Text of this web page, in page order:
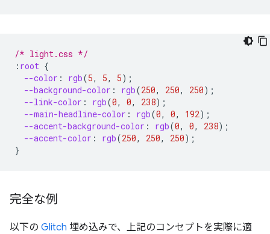
/* light.css */
: root {
--color : rgb(5, 5, 5);
--background-color : rgb(250, 250, 250);
--link-color : rgb(0, 0, 238);
--main-headline-color : rgb(0, 0, 192);
--accent-background-color : rgb(0, 0, 238);
--accent-color : rgb(250, 250, 250);
}
完全な例
以下の Glitch 埋め込みで、上記のコンセプトを実際に適